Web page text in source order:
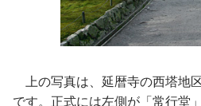
上の写真は、延暦寺の西塔地
です。正式には左側が「常行堂